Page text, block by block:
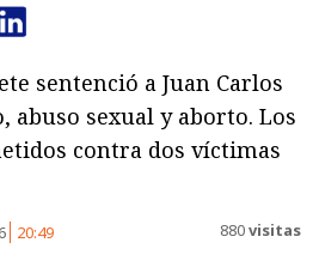
sentenció a Juan Carlos
abuso sexual y aborto. Los
contra dos víctimas
20:49 880visitas